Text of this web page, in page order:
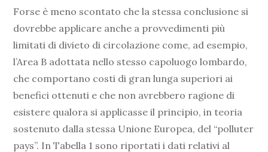
Forse è meno scontato che la stessa conclusione si
dovrebbe applicare anche a provvedimenti più
limitati di divieto di circolazione come, ad esempio,
l’Area B adottata nello stesso capoluogo lombardo,
che comportano costi di gran lunga superiori ai
benefici ottenuti e che non avrebbero ragione di
esistere qualora si applicasse il principio, in teoria
sostenuto dalla stessa Unione Europea, del “polluter
pays”. In Tabella 1 sono riportati i dati relativi al